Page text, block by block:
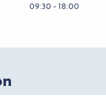
09:30 - 18:00